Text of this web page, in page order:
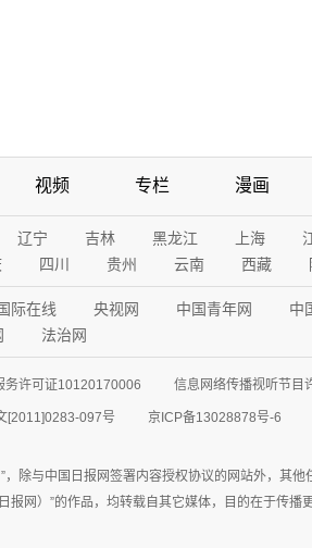
视频 专栏 漫画
辽宁 吉林 黑龙江 上海
四川 贵州 云南 西藏
际在线 央视网 中国青年网 中
法治网
务许可证10120170006 信息网络传播视听节目
[2011]0283-097号 京ICP备13028878号-6
除与中国日报网签署内容授权协议的网站外，其
网）”的作品，均转载自其它媒体，目的在于传